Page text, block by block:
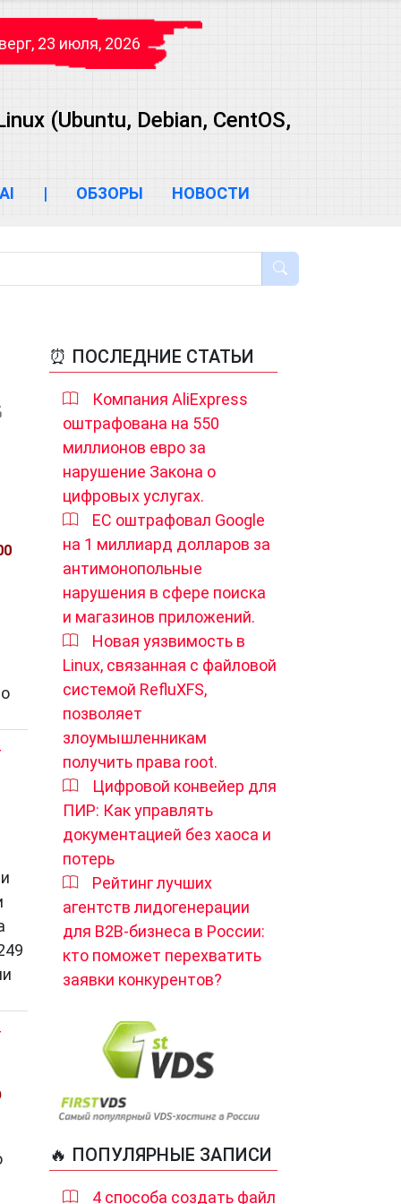
23 июля, 2026
(Ubuntu, Debian, CentOS,
AI | ОБЗОРЫ НОВОСТИ
⏰ ПОСЛЕДНИЕ СТАТЬИ
Компания AliExpress
оштрафована на 550
миллионов евро за
нарушение Закона о
цифровых услугах.
ЕС оштрафовал Google
на 1 миллиард долларов за
антимонопольные
нарушения в сфере поиска
и магазинов приложений.
Новая уязвимость в
Linux, связанная с файловой
системой RefluXFS,
позволяет
злоумышленникам
получить права root.
Цифровой конвейер для
ПИР: Как управлять
документацией без хаоса и
потерь
Рейтинг лучших
агентств лидогенерации
для B2B-бизнеса в России:
кто поможет перехватить
заявки конкурентов?
🔥 ПОПУЛЯРНЫЕ ЗАПИСИ
4 способа создать файл